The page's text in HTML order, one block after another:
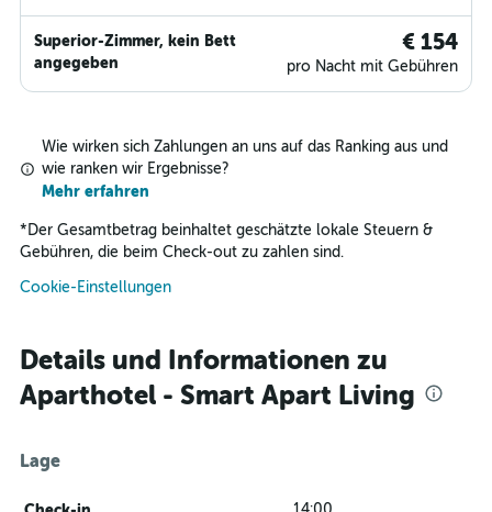
Superior-Zimmer, kein Bett
angegeben
€ 154
pro Nacht mit Gebühren
Wie wirken sich Zahlungen an uns auf das Ranking aus und
wie ranken wir Ergebnisse?
Mehr erfahren
* Der Gesamtbetrag beinhaltet geschätzte lokale Steuern &
Gebühren, die beim Check-out zu zahlen sind.
Cookie-Einstellungen
Details und Informationen zu
Aparthotel - Smart Apart Living
Lage